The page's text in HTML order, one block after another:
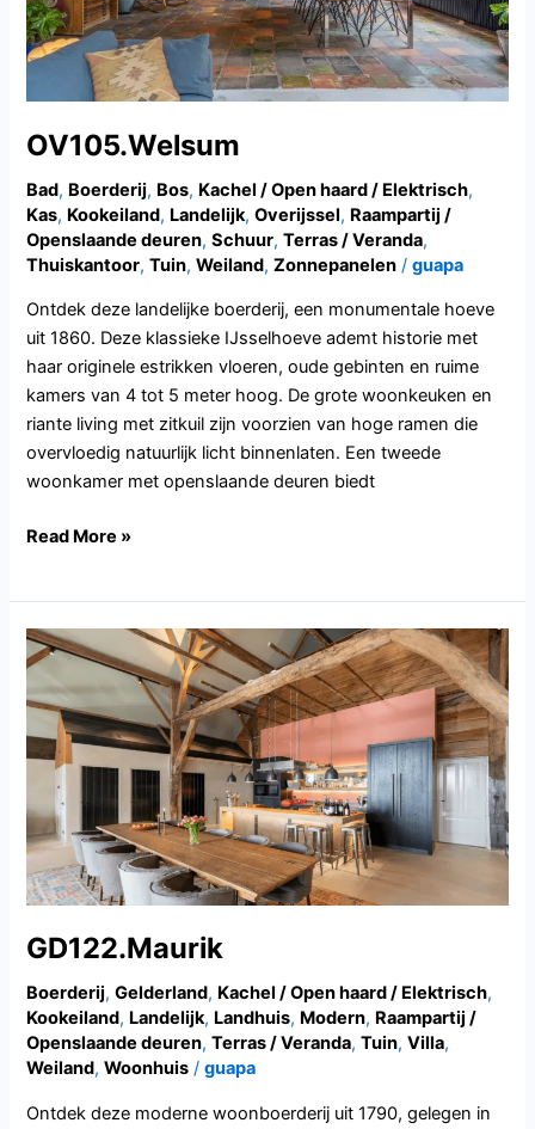
OV105.Welsum
Bad, Boerderij, Bos, Kachel / Open haard / Elektrisch,
Kas, Kookeiland, Landelijk,Overijssel, Raampartij /
Openslaande deuren,Schuur,Terras / Veranda,
Thuiskantoor,Tuin,Weiland,Zonnepanelen /guapa
Ontdek deze landelijke boerderij, een monumentale hoeve
uit 1860. Deze klassieke IJsselhoeve ademt historie met
haar originele estrikken vloeren, oude gebinten en ruime
kamers van 4 tot 5 meter hoog. De grote woonkeuken en
riante living met zitkuil zijn voorzien van hoge ramen die
overvloedig natuurlijk licht binnenlaten. Een tweede
woonkamer met openslaande deuren biedt
Read More »
GD122.Maurik
Boerderij,Gelderland, Kachel / Open haard / Elektrisch,
Kookeiland, Landelijk, Landhuis, Modern, Raampartij /
Openslaande deuren,Terras / Veranda,Tuin,Villa,
Weiland,Woonhuis /guapa
Ontdek deze moderne woonboerderij uit 1790, gelegen in
GD122.Maurik